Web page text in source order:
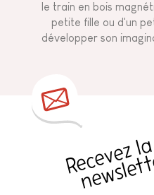
le train en bois
petite fille ou d'un
développer son